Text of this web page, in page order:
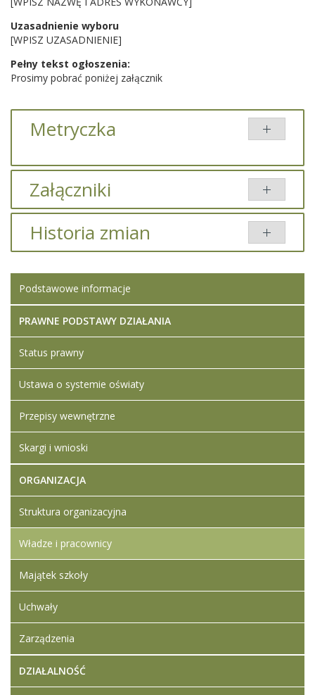
Uzasadnienie wyboru
[WPISZ UZASADNIENIE]
Pełny tekst ogłoszenia:
Prosimy pobrać poniżej załącznik
Metryczka
Załączniki
Brak załączników.
Historia zmian
Artykuł
został
zmieniony.
środa, 11
sierpień 2021
11:58
Ledwójcik
został
Podstawowe informacje
PRAWNE PODSTAWY DZIAŁANIA
Status prawny
Ustawa o systemie oświaty
Przepisy wewnętrzne
Skargi i wnioski
ORGANIZACJA
Struktura organizacyjna
Władze i pracownicy
Majątek szkoły
Uchwały
Zarządzenia
DZIAŁALNOŚĆ